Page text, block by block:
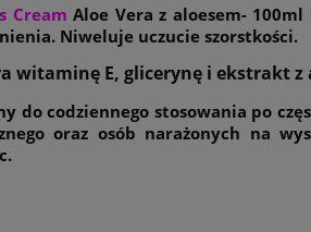
Cena nie
płatności
Cream Aloe Vera z aloesem-100ml
Niweluje uczucie szorstkości.
witaminę E, glicerynę i ekstrakt z
do codziennego stosowania po
oraz osób narażonych na